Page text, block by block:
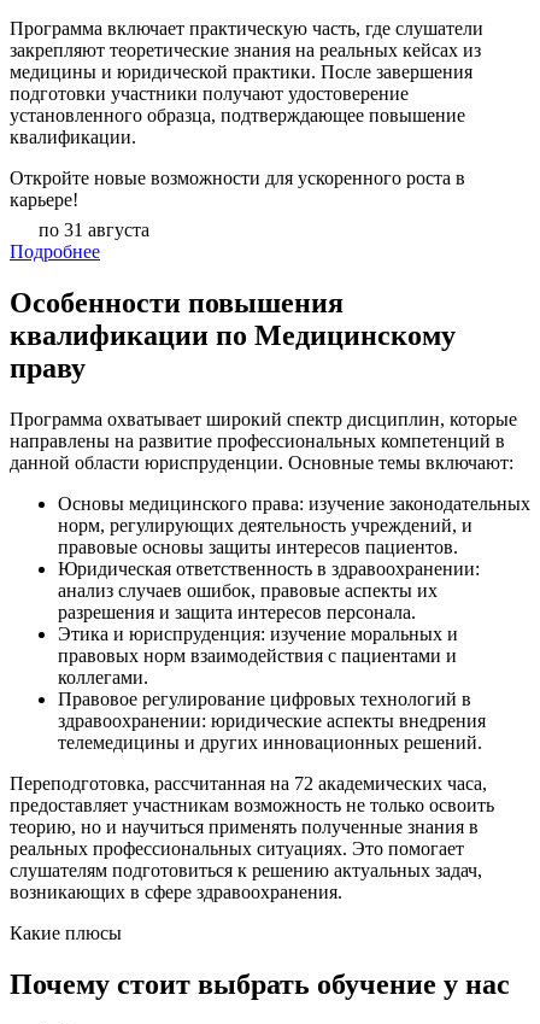
Программа включает практическую часть, где слушатели
закрепляют теоретические знания на реальных кейсах из
медицины и юридической практики. После завершения
подготовки участники получают удостоверение
установленного образца, подтверждающее повышение
квалификации.
Откройте новые возможности для ускоренного роста в
карьере!
по 31 августа
Подробнее
Особенности повышения
квалификации по Медицинскому
праву
Программа охватывает широкий спектр дисциплин, которые
направлены на развитие профессиональных компетенций в
данной области юриспруденции. Основные темы включают:
Основы медицинского права: изучение законодательных
норм, регулирующих деятельность учреждений, и
правовые основы защиты интересов пациентов.
Юридическая ответственность в здравоохранении:
анализ случаев ошибок, правовые аспекты их
разрешения и защита интересов персонала.
Этика и юриспруденция: изучение моральных и
правовых норм взаимодействия с пациентами и
коллегами.
Правовое регулирование цифровых технологий в
здравоохранении: юридические аспекты внедрения
телемедицины и других инновационных решений.
Переподготовка, рассчитанная на 72 академических часа,
предоставляет участникам возможность не только освоить
теорию, но и научиться применять полученные знания в
реальных профессиональных ситуациях. Это помогает
слушателям подготовиться к решению актуальных задач,
возникающих в сфере здравоохранения.
Какие плюсы
Почему стоит выбрать обучение у нас